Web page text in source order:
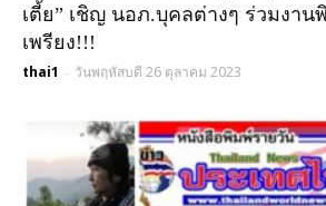
เตี้ย” เชิญ นอภ.บุคลต่างๆ ร่วมงาน
เพรียง!!!
thai1 - วันพฤหัสบดี 26 ตุลาคม 2023